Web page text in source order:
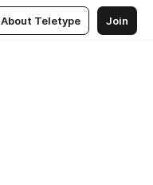
About Teletype Join